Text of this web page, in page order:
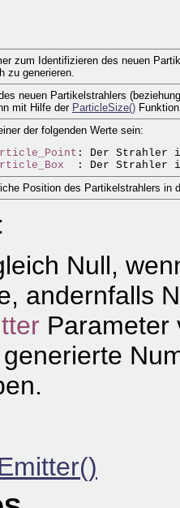
zum Identifizieren des neuen
zu generieren.
neuen Partikelstrahlers
mit Hilfe der ParticleSize()
der folgenden Werte sein:
: Der Strahler
Position des Partikelstrahlers in
Null,
andernfalls
Parameter